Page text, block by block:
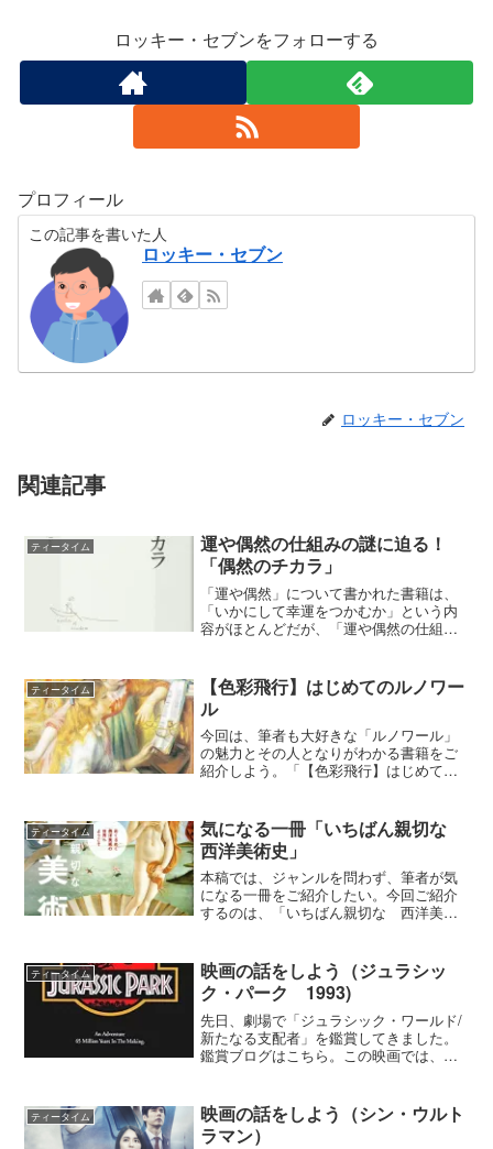
ロッキー・セブンをフォローする
プロフィール
この記事を書いた人
ロッキー・セブン
ロッキー・セブン
関連記事
ティータイム
運や偶然の仕組みの謎に迫る！
「偶然のチカラ」
「運や偶然」について書かれた書籍は、
「いかにして幸運をつかむか」という内
容がほとんどだが、「運や偶然の仕組み
のチカラ 植島 啓司(著) （集英社新
書）」である。偶然のチ...
ティータイム
【色彩飛行】はじめてのルノワー
ル
今回は、筆者も大好きな「ルノワール」
の魅力とその人となりがわかる書籍をご
紹介しよう。「【色彩飛行】はじめての
じめてのルノワール本書の特徴は以下の
通りである。印象派の...
ティータイム
気になる一冊「いちばん親切な
西洋美術史」
本稿では、ジャンルを問わず、筆者が気
になる一冊をご紹介したい。今回ご紹介
するのは、「いちばん親切な 西洋美術
ある。いちばん親切な 西洋美術史本書
の特徴は以下の通りである。...
ティータイム
映画の話をしよう（ジュラシッ
ク・パーク 1993)
先日、劇場で「ジュラシック・ワールド/
新たなる支配者」を鑑賞してきました。
鑑賞ブログはこちら。この映画では、初
で、久しぶりに「ジュラシック・パー
ク」をAmazon Pr...
ティータイム
映画の話をしよう（シン・ウルト
ラマン）